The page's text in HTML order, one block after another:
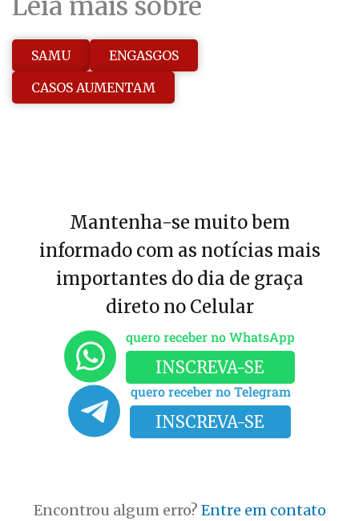
Leia mais sobre
SAMU
ENGASGOS
CASOS AUMENTAM
Mantenha-se muito bem
informado com as notícias mais
importantes do dia de graça
direto no Celular
quero receber no WhatsApp
INSCREVA-SE
quero receber no Telegram
INSCREVA-SE
Encontrou algum erro? Entre em contato